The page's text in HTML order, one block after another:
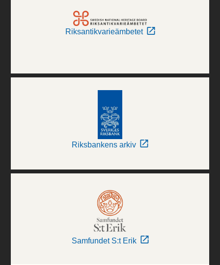
Riksantikvarieämbetet
Riksbankens arkiv
Samfundet S:t Erik